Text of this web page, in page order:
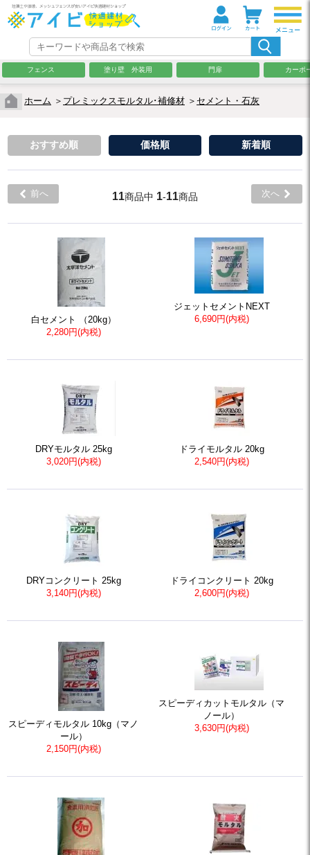
フェンス 塗り壁 外装用 門扉 カーポ
ホーム ＞ プレミックスモルタル･補修材 ＞ セメント・石灰
おすすめ順 価格順 新着順
前へ 11商品中 1-11商品 次へ
白セメント （20kg）
2,280円(内税)
ジェットセメントNEXT
6,690円(内税)
DRYモルタル 25kg
3,020円(内税)
ドライモルタル 20kg
2,540円(内税)
DRYコンクリート 25kg
3,140円(内税)
ドライコンクリート 20kg
2,600円(内税)
スピーディモルタル 10kg（マノ
ール）
2,150円(内税)
スピーディカットモルタル（マ
ノール）
3,630円(内税)